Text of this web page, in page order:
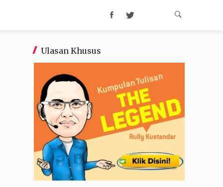
Ulasan Khusus